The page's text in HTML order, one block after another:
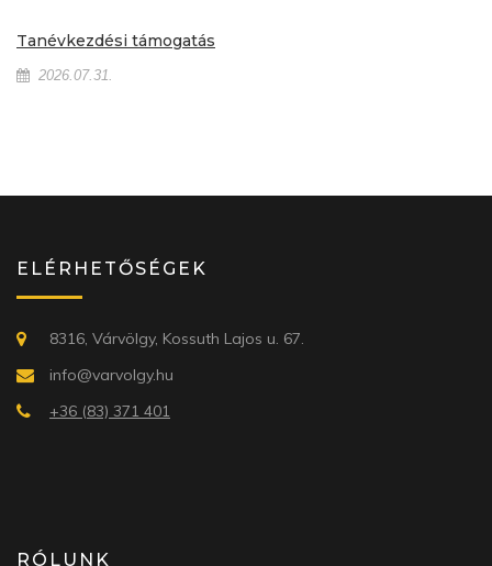
Tanévkezdési támogatás
2026.07.31.
ELÉRHETŐSÉGEK
8316, Várvölgy, Kossuth Lajos u. 67.
info@varvolgy.hu
+36 (83) 371 401
RÓLUNK